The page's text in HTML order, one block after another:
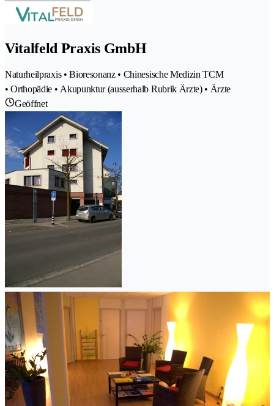
Vitalfeld Praxis GmbH
Naturheilpraxis • Bioresonanz • Chinesische Medizin TCM
• Orthopädie • Akupunktur (ausserhalb Rubrik Ärzte) • Ärzte
Geöffnet